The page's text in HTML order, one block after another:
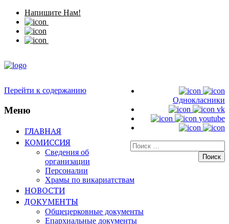
Напишите Нам!
Однокласники
vk
youtube
Искать:
Перейти к содержанию
Меню
ГЛАВНАЯ
КОМИССИЯ
Сведения об
организации
Персоналии
Храмы по викариатствам
НОВОСТИ
ДОКУМЕНТЫ
Общецерковные документы
Епархиальные документы